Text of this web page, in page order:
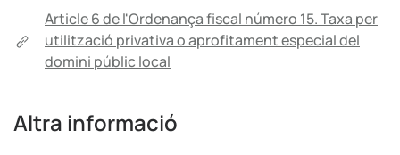
Article 6 de l'Ordenança fiscal número 15. Taxa per
utilització privativa o aprofitament especial del
domini públic local
Altra informació